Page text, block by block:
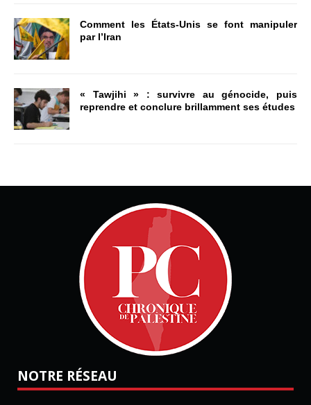
Comment les États-Unis se font manipuler
par l’Iran
« Tawjihi » : survivre au génocide, puis
reprendre et conclure brillamment ses études
NOTRE RÉSEAU